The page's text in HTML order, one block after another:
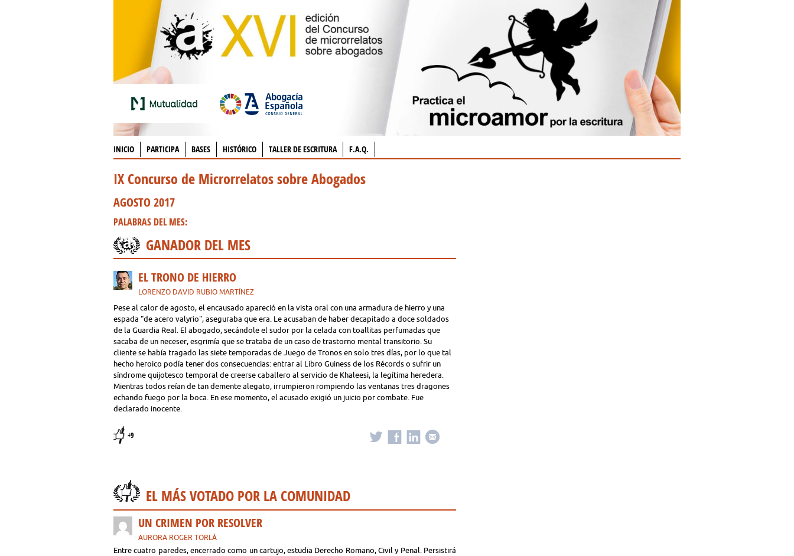
INICIO PARTICIPA BASES HISTÓRICO TALLER DE ESCRITURA F.A.Q.
IX Concurso de Microrrelatos sobre Abogados
AGOSTO 2017
PALABRAS DEL MES:
GANADOR DEL MES
EL TRONO DE HIERRO
LORENZO DAVID RUBIO MARTÍNEZ
Pese al calor de agosto, el encausado apareció en la vista oral con una armadura de hierro y una
espada "de acero valyrio", aseguraba que era. Le acusaban de haber decapitado a doce soldados
de la Guardia Real. El abogado, secándole el sudor por la celada con toallitas perfumadas que
sacaba de un neceser, esgrimía que se trataba de un caso de trastorno mental transitorio. Su
cliente se había tragado las siete temporadas de Juego de Tronos en solo tres días, por lo que tal
hecho heroico podía tener dos consecuencias: entrar al Libro Guiness de los Récords o sufrir un
síndrome quijotesco temporal de creerse caballero al servicio de Khaleesi, la legítima heredera.
Mientras todos reían de tan demente alegato, irrumpieron rompiendo las ventanas tres dragones
echando fuego por la boca. En ese momento, el acusado exigió un juicio por combate. Fue
declarado inocente.
+9
EL MÁS VOTADO POR LA COMUNIDAD
UN CRIMEN POR RESOLVER
AURORA ROGER TORLÁ
Entre cuatro paredes, encerrado como un cartujo, estudia Derecho Romano, Civil y Penal. Persistirá